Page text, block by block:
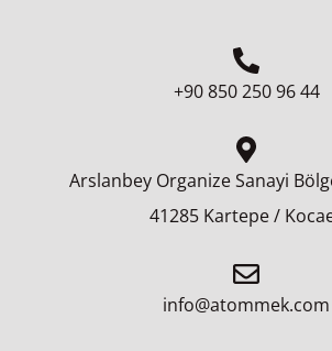
+90 850 250 96 44
Arslanbey Organize Sanayi
41285 Kartepe /
info@atommek.com